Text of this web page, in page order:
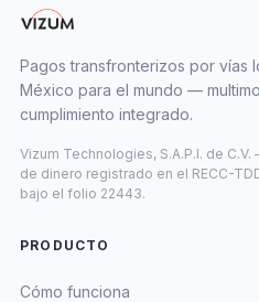
Pagos transfronterizos por vías
México para el mundo —
cumplimiento integrado.
Vizum Technologies, S.A.P.I. de
de dinero registrado en el RECC-
bajo el folio 22443.
PRODUCTO
Cómo funciona